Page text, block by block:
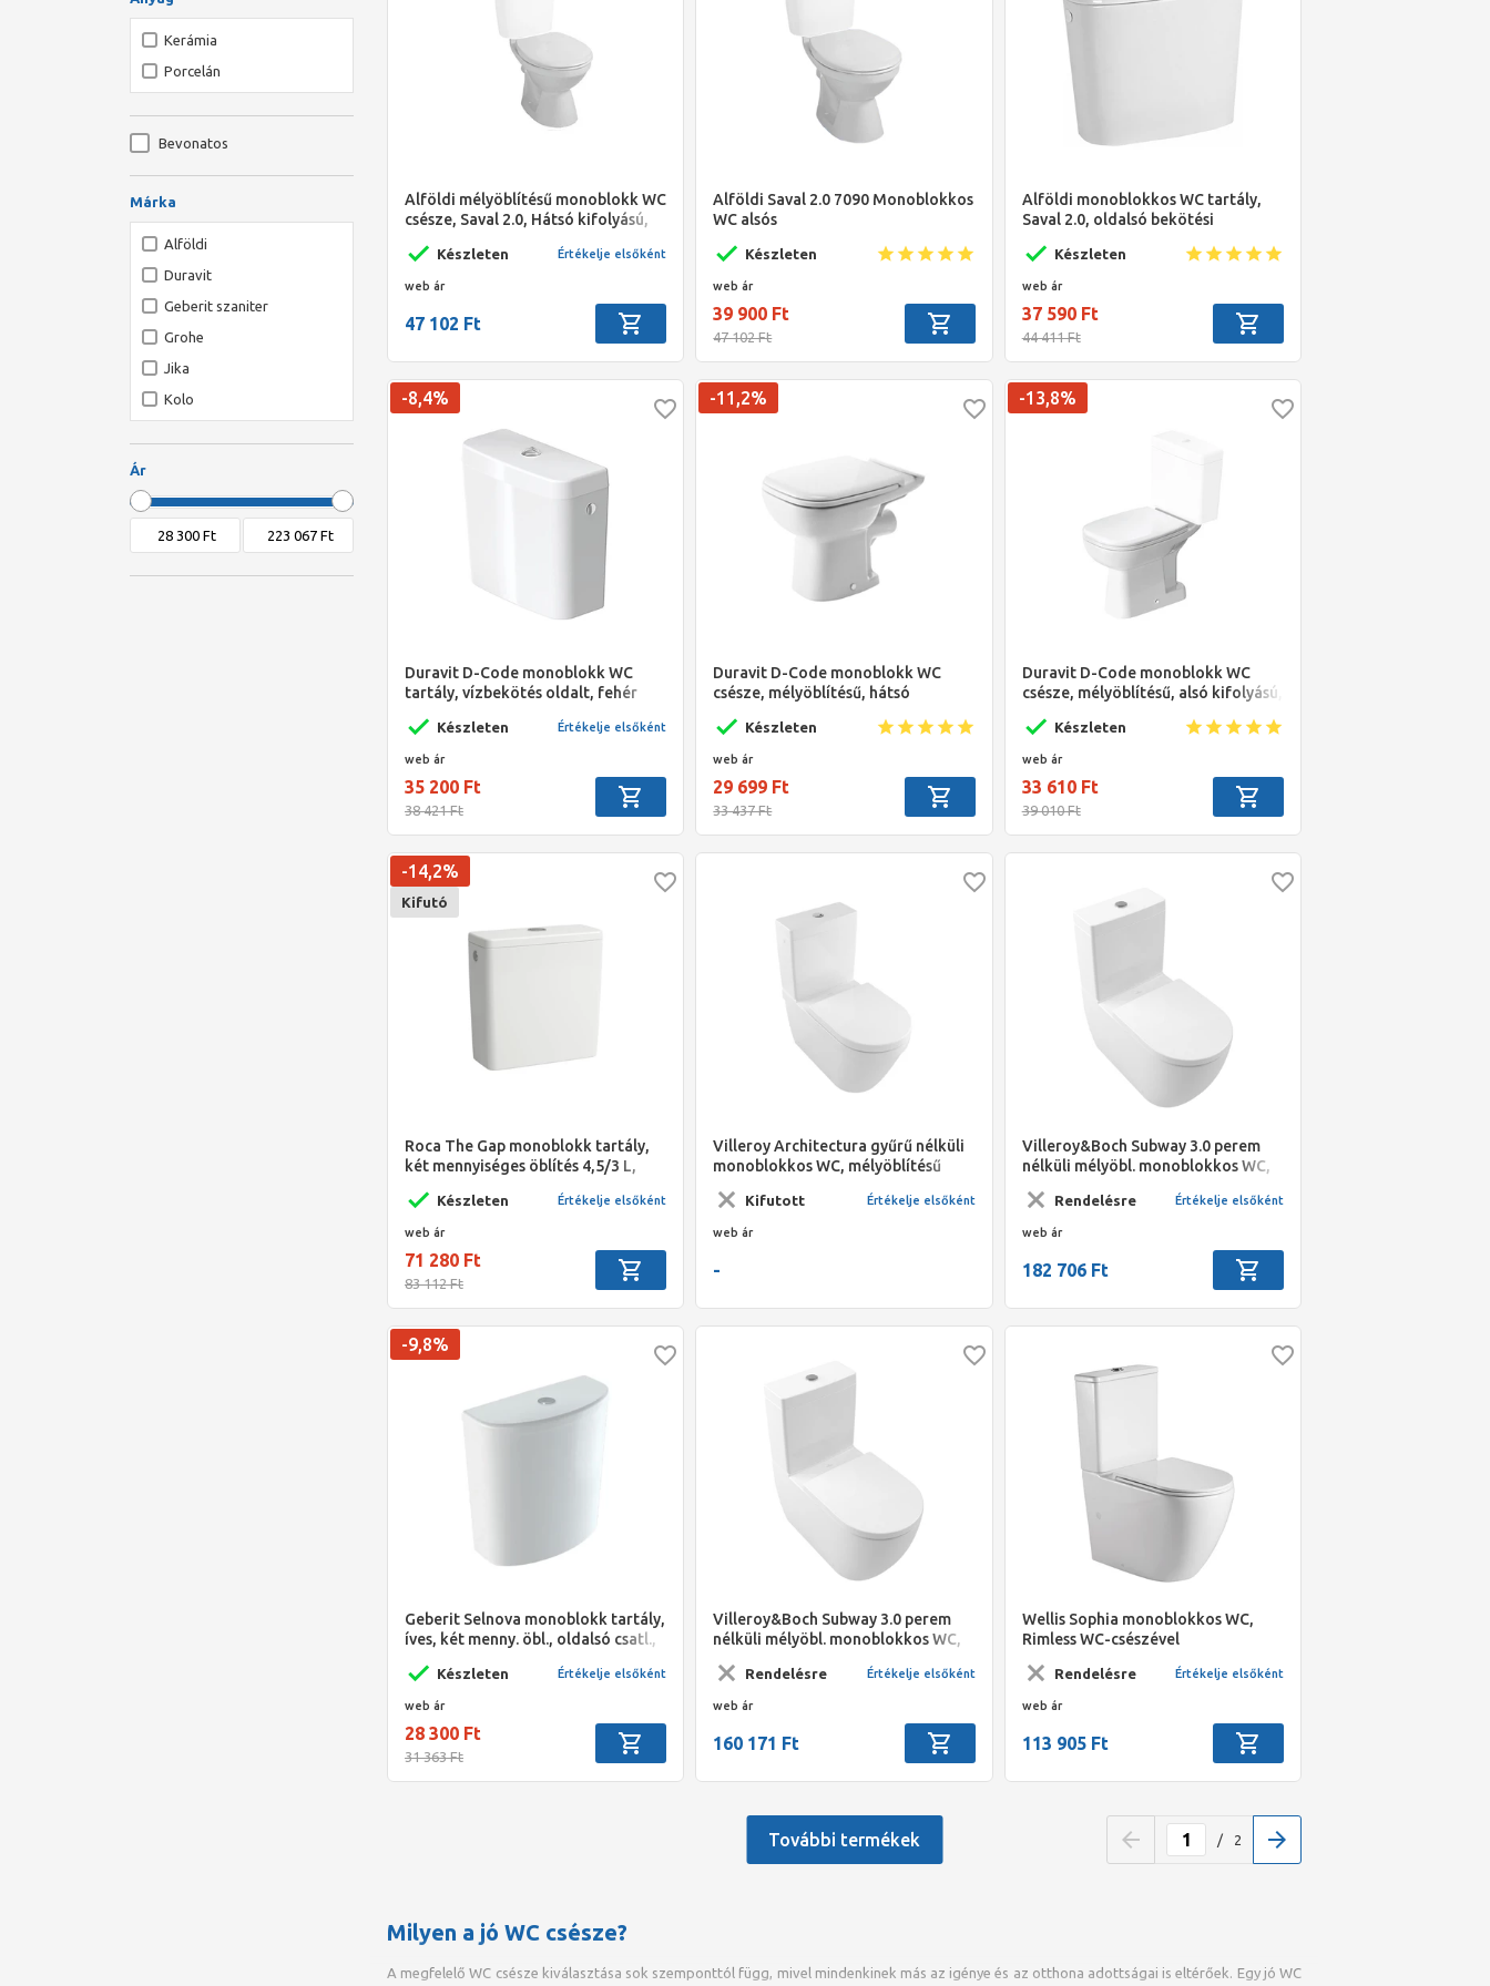
Alföldi mélyöblítésű monoblokk WC
csésze, Saval 2.0, Hátsó kifolyású,
Készleten Értékelje elsőként
web ár
47 102 Ft
Alföldi Saval 2.0 7090 Monoblokkos
WC alsós
Készleten
web ár
39 900 Ft
47 102 Ft
Alföldi monoblokkos WC tartály,
Saval 2.0, oldalsó bekötési
Készleten
web ár
37 590 Ft
44 411 Ft
Duravit D-Code monoblokk WC
tartály, vízbekötés oldalt, fehér
-8,4%
Készleten Értékelje elsőként
web ár
35 200 Ft
38 421 Ft
Duravit D-Code monoblokk WC
csésze, mélyöblítésű, hátsó
-11,2%
Készleten
web ár
29 699 Ft
33 437 Ft
Duravit D-Code monoblokk WC
csésze, mélyöblítésű, alsó kifolyású,
-13,8%
Készleten
web ár
33 610 Ft
39 010 Ft
Roca The Gap monoblokk tartály,
két mennyiséges öblítés 4,5/3 L,
-14,2%
Kifutó
Készleten Értékelje elsőként
web ár
71 280 Ft
83 112 Ft
Villeroy Architectura gyűrű nélküli
monoblokkos WC, mélyöblítésű
Kifutott Értékelje elsőként
web ár
-
Villeroy&Boch Subway 3.0 perem
nélküli mélyöbl. monoblokkos WC,
CeramicPlus
Rendelésre Értékelje elsőként
web ár
182 706 Ft
Geberit Selnova monoblokk tartály,
íves, két menny. öbl., oldalsó csatl.,
-9,8%
Készleten Értékelje elsőként
web ár
28 300 Ft
31 363 Ft
Villeroy&Boch Subway 3.0 perem
nélküli mélyöbl. monoblokkos WC,
White Alpin
Rendelésre Értékelje elsőként
web ár
160 171 Ft
Wellis Sophia monoblokkos WC,
Rimless WC-csészével
Rendelésre Értékelje elsőként
web ár
113 905 Ft
További termékek / 2
Milyen a jó WC csésze?
A megfelelő WC csésze kiválasztása sok szemponttól függ, mivel mindenkinek más az igénye és az otthona adottságai is eltérőek. Egy jó WC
Kerámia
Porcelán
Bevonatos
Márka
Alföldi
Duravit
Geberit szaniter
Grohe
Jika
Kolo
Villeroy
Wellis
Ár